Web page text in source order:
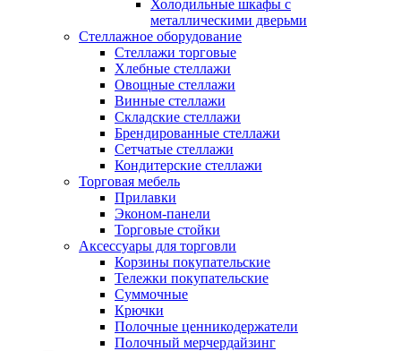
Холодильные шкафы с
металлическими дверьми
Стеллажное оборудование
Стеллажи торговые
Хлебные стеллажи
Овощные стеллажи
Винные стеллажи
Складские стеллажи
Брендированные стеллажи
Сетчатые стеллажи
Кондитерские стеллажи
Торговая мебель
Прилавки
Эконом-панели
Торговые стойки
Аксессуары для торговли
Корзины покупательские
Тележки покупательские
Суммочные
Крючки
Полочные ценникодержатели
Полочный мерчердайзинг